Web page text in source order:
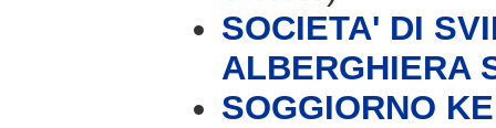
SOCIETA' DI
ALBERGHIERA
SOGGIORNO